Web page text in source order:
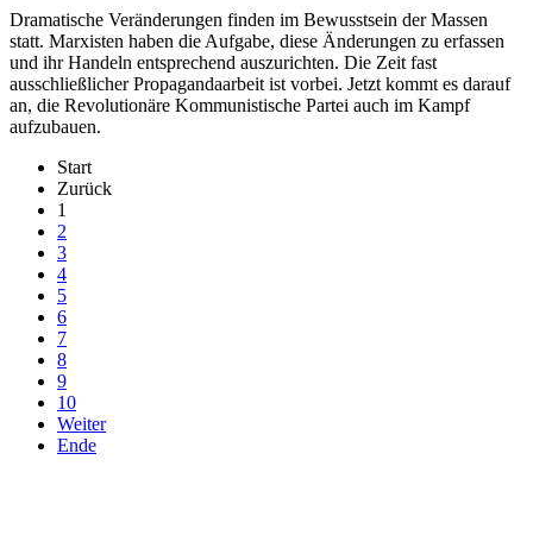
Dramatische Veränderungen finden im Bewusstsein der Massen
statt. Marxisten haben die Aufgabe, diese Änderungen zu erfassen
und ihr Handeln entsprechend auszurichten. Die Zeit fast
ausschließlicher Propagandaarbeit ist vorbei. Jetzt kommt es darauf
an, die Revolutionäre Kommunistische Partei auch im Kampf
aufzubauen.
Start
Zurück
1
2
3
4
5
6
7
8
9
10
Weiter
Ende